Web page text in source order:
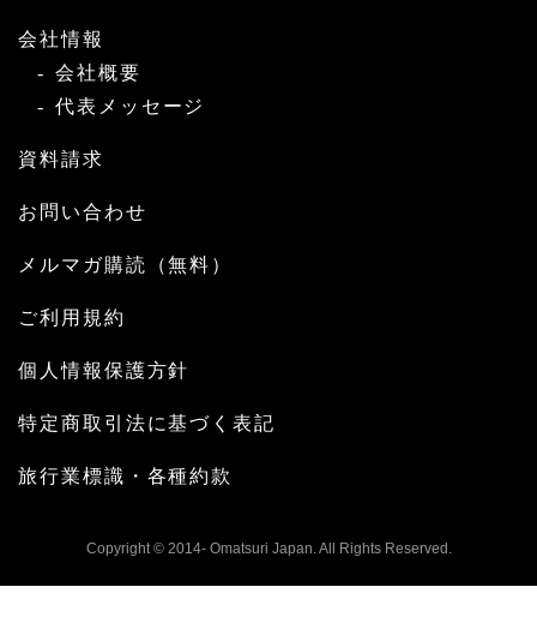
会社情報
会社概要
代表メッセージ
資料請求
お問い合わせ
メルマガ購読（無料）
ご利用規約
個人情報保護方針
特定商取引法に基づく表記
旅行業標識・各種約款
Copyright © 2014- Omatsuri Japan. All Rights Reserved.